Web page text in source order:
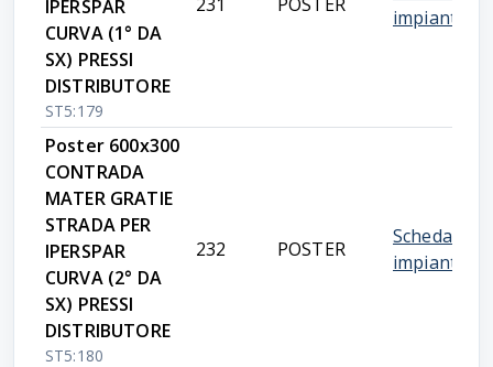
IPERSPAR
CURVA (1° DA
SX) PRESSI
DISTRIBUTORE
ST5:179
impianto
Poster 600x300
CONTRADA
MATER GRATIE
STRADA PER
IPERSPAR
CURVA (2° DA
SX) PRESSI
DISTRIBUTORE
ST5:180
232 POSTER
Scheda
impianto